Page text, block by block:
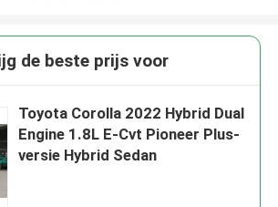
de beste prijs voor
Toyota Corolla 2022 Hybrid Dual
Engine 1.8L E-Cvt Pioneer Plus-
versie Hybrid Sedan